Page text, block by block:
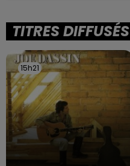
TITRES DIFFUSÉS
15h21
15h21